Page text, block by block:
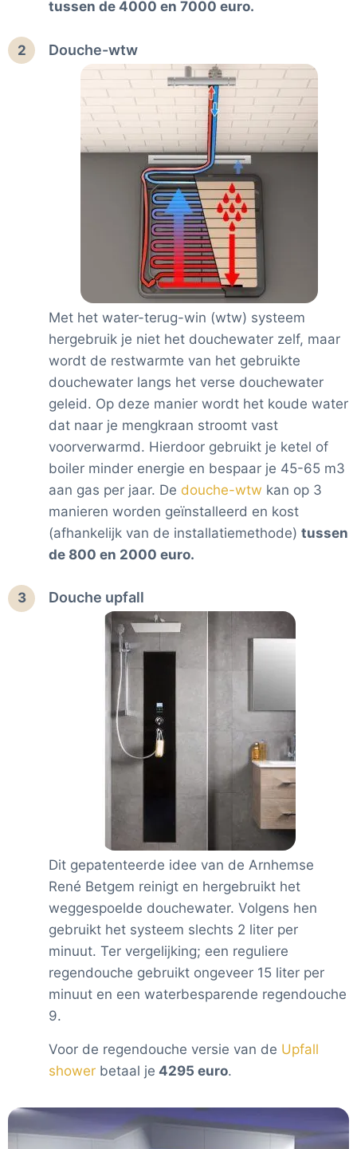
tussen de 4000 en 7000 euro.
2 Douche-wtw
Met het water-terug-win (wtw) systeem
hergebruik je niet het douchewater zelf, maar
wordt de restwarmte van het gebruikte
douchewater langs het verse douchewater
geleid. Op deze manier wordt het koude water
dat naar je mengkraan stroomt vast
voorverwarmd. Hierdoor gebruikt je ketel of
boiler minder energie en bespaar je 45-65 m3
aan gas per jaar. De douche-wtw kan op 3
manieren worden geïnstalleerd en kost
(afhankelijk van de installatiemethode) tussen
de 800 en 2000 euro.
3 Douche upfall
Dit gepatenteerde idee van de Arnhemse
René Betgem reinigt en hergebruikt het
weggespoelde douchewater. Volgens hen
gebruikt het systeem slechts 2 liter per
minuut. Ter vergelijking; een reguliere
regendouche gebruikt ongeveer 15 liter per
minuut en een waterbesparende regendouche
9.
Voor de regendouche versie van de Upfall
shower betaal je 4295 euro.